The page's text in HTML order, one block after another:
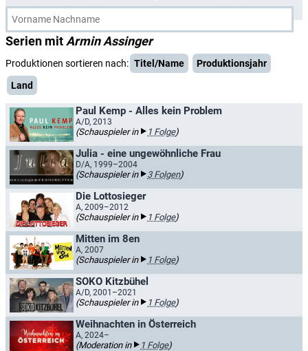
Serien mit Armin Assinger
Produktionen sortieren nach: Titel/Name
Produktionsjahr
Land
Paul Kemp - Alles kein Problem
A/D, 2013
(Schauspieler in 1 Folge)
Julia - eine ungewöhnliche Frau
D/A, 1999–2004
(Schauspieler in 3 Folgen)
Die Lottosieger
A, 2009–2012
(Schauspieler in 1 Folge)
Mitten im 8en
A, 2007
(Schauspieler in 1 Folge)
SOKO Kitzbühel
A/D, 2001–2021
(Schauspieler in 1 Folge)
Weihnachten in Österreich
A, 2024–
(Moderation in 1 Folge)